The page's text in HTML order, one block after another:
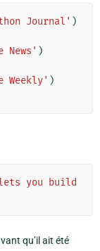
Journal' )
News' )
Weekly' )
you build
qu’il ait été